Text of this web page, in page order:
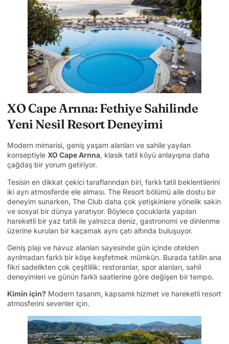
XO Cape Arnna: Fethiye Sahilinde
Yeni Nesil Resort Deneyimi
Modern mimarisi, geniş yaşam alanları ve sahile yayılan
konseptiyle XO Cape Arnna, klasik tatil köyü anlayışına daha
çağdaş bir yorum getiriyor.
Tesisin en dikkat çekici taraflarından biri, farklı tatil beklentilerini
iki ayrı atmosferde ele alması. The Resort bölümü aile dostu bir
deneyim sunarken, The Club daha çok yetişkinlere yönelik sakin
ve sosyal bir dünya yaratıyor. Böylece çocuklarla yapılan
hareketli bir yaz tatili ile yalnızca deniz, gastronomi ve dinlenme
üzerine kurulan bir kaçamak aynı çatı altında buluşuyor.
Geniş plajı ve havuz alanları sayesinde gün içinde otelden
ayrılmadan farklı bir köşe keşfetmek mümkün. Burada tatilin ana
fikri sadelikten çok çeşitlilik: restoranlar, spor alanları, sahil
deneyimleri ve günün farklı saatlerine göre değişen bir tempo.
Kimin için? Modern tasarım, kapsamlı hizmet ve hareketli resort
atmosferini sevenler için.